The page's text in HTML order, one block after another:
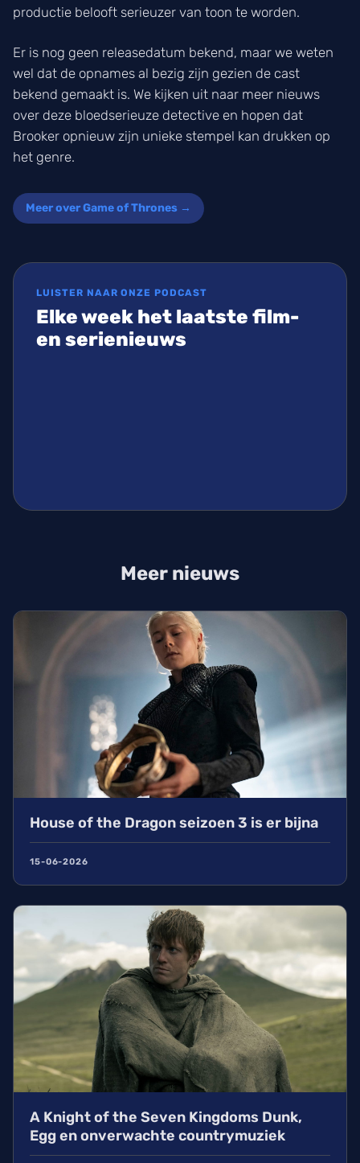
productie belooft serieuzer van toon te worden.
Er is nog geen releasedatum bekend, maar we weten
wel dat de opnames al bezig zijn gezien de cast
bekend gemaakt is. We kijken uit naar meer nieuws
over deze bloedserieuze detective en hopen dat
Brooker opnieuw zijn unieke stempel kan drukken op
het genre.
Meer over Game of Thrones →
LUISTER NAAR ONZE PODCAST
Elke week het laatste film-
en serienieuws
Meer nieuws
House of the Dragon seizoen 3 is er bijna
15-06-2026
A Knight of the Seven Kingdoms Dunk,
Egg en onverwachte countrymuziek